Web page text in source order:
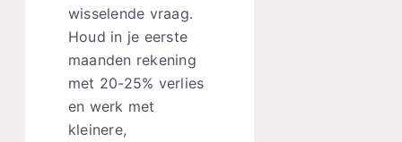
wisselende vraag.
Houd in je eerste
maanden rekening
met 20-25% verlies
en werk met
kleinere,